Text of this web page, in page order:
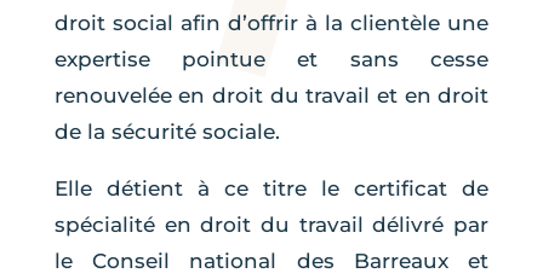
droit social afin d’offrir à la clientèle une
expertise pointue et sans cesse
renouvelée en droit du travail et en droit
de la sécurité sociale.
Elle détient à ce titre le certificat de
spécialité en droit du travail délivré par
le Conseil national des Barreaux et